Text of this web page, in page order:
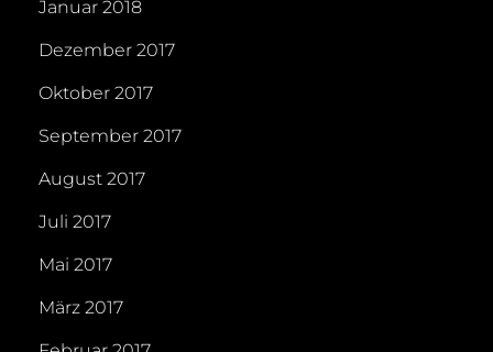
Januar 2018
Dezember 2017
Oktober 2017
September 2017
August 2017
Juli 2017
Mai 2017
März 2017